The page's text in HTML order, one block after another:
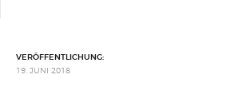
VERÖFFENTLICHUNG:
19. JUNI 2018